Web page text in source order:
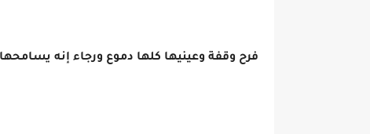
فرح وقفة وعينيها كلها دموع ورجاء إنه